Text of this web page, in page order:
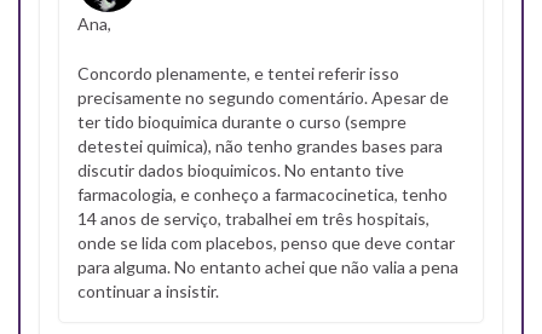
Ana,
Concordo plenamente, e tentei referir isso
precisamente no segundo comentário. Apesar de
ter tido bioquimica durante o curso (sempre
detestei quimica), não tenho grandes bases para
discutir dados bioquimicos. No entanto tive
farmacologia, e conheço a farmacocinetica, tenho
14 anos de serviço, trabalhei em três hospitais,
onde se lida com placebos, penso que deve contar
para alguma. No entanto achei que não valia a pena
continuar a insistir.